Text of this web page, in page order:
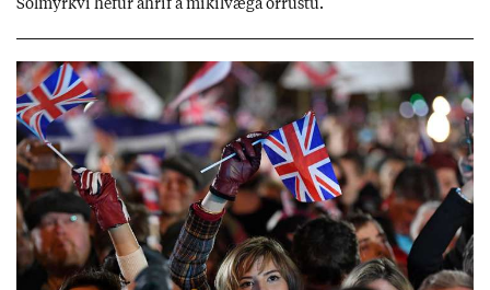
Sól­myrkvi hef­ur áhrif á mik­il­væga orr­ustu.